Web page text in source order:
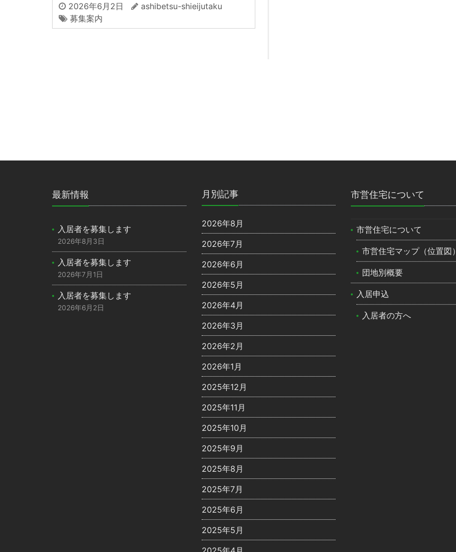
2026年6月2日
ashibetsu-shieijutaku
募集案内
最新情報
入居者を募集します
2026年8月3日
入居者を募集します
2026年7月1日
入居者を募集します
2026年6月2日
月別記事
2026年8月
2026年7月
2026年6月
2026年5月
2026年4月
2026年3月
2026年2月
2026年1月
2025年12月
2025年11月
2025年10月
2025年9月
2025年8月
2025年7月
2025年6月
2025年5月
市営住宅について
市営住宅について
市営住宅マップ（位置図）
団地別概要
入居申込
入居者の方へ